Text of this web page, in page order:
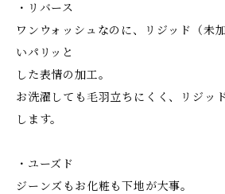
・リバース
ワンウォッシュなのに、リジッド（未
いパリッと
した表情の加工。
お洗濯しても毛羽立ちにくく、リジッ
します。
・ユーズド
ジーンズもお化粧も下地が大事。